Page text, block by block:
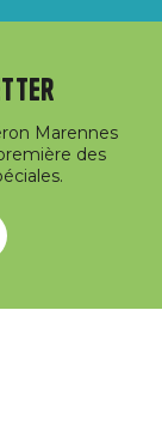
Marennes
des